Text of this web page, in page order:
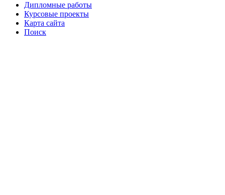
Дипломные работы
Курсовые проекты
Карта сайта
Поиск